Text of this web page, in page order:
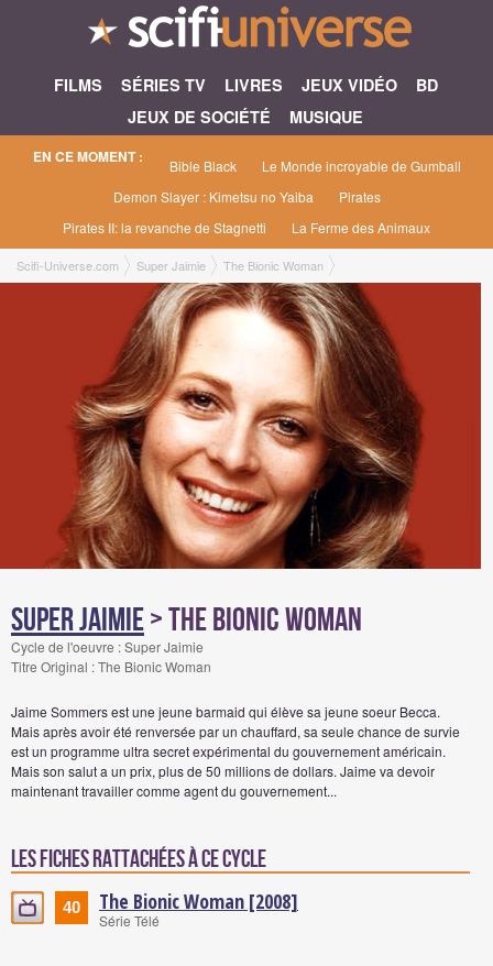
FILMS SÉRIES TV LIVRES JEUX VIDÉO
BD
JEUX DE SOCIÉTÉ
MUSIQUE
EN CE MOMENT : Bible Black
Le Monde incroyable de Gumball
Demon Slayer : Kimetsu no Yaiba
Pirates
Pirates II: la revanche de Stagnetti
La Ferme des Animaux
Scifi-Universe.com Super Jaimie The Bionic Woman
Super Jaimie> The Bionic Woman
Cycle de l'oeuvre : Super Jaimie
Titre Original : The Bionic Woman
Jaime Sommers est une jeune barmaid qui élève sa jeune soeur Becca.
Mais après avoir été renversée par un chauffard, sa seule chance de survie
est un programme ultra secret expérimental du gouvernement américain.
Mais son salut a un prix, plus de 50 millions de dollars. Jaime va devoir
maintenant travailler comme agent du gouvernement...
Les fiches rattachées à ce cycle
40 The Bionic Woman [2008]
Série Télé